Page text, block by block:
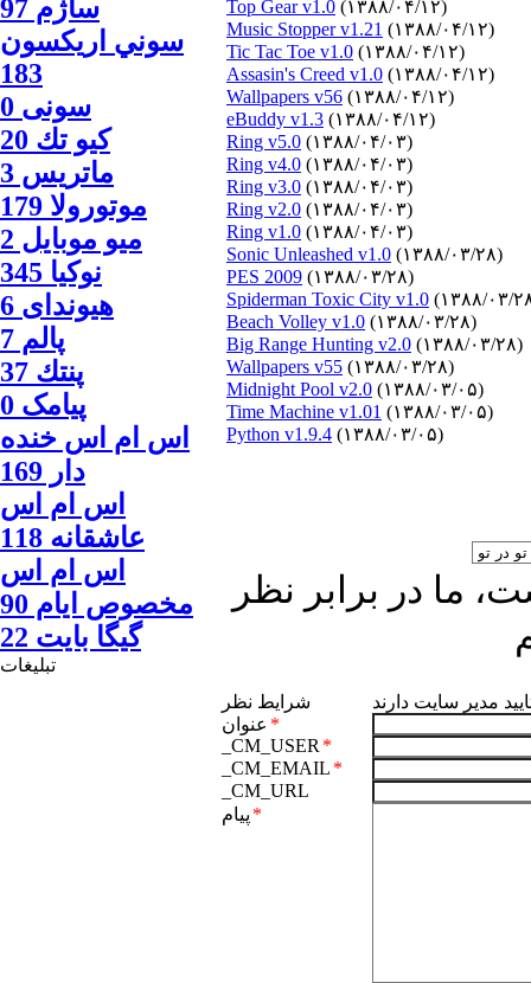
ساژم 97
سوني اريكسون
183
سونی 0
كيو تك 20
ماتريس 3
موتورولا 179
ميو موبايل 2
نوكيا 345
هیوندای 6
پالم 7
پنتك 37
پیامک 0
اس ام اس خنده
دار 169
اس ام اس
عاشقانه 118
اس ام اس
مخصوص ایام 90
گيگا بايت 22
تبلیغات
Top Gear v1.0 (۱۳۸۸/۰۴/۱۲)
Music Stopper v1.21 (۱۳۸۸/۰۴/۱۲)
Tic Tac Toe v1.0 (۱۳۸۸/۰۴/۱۲)
Assasin's Creed v1.0 (۱۳۸۸/۰۴/۱۲)
Wallpapers v56 (۱۳۸۸/۰۴/۱۲)
eBuddy v1.3 (۱۳۸۸/۰۴/۱۲)
Ring v5.0 (۱۳۸۸/۰۴/۰۳)
Ring v4.0 (۱۳۸۸/۰۴/۰۳)
Ring v3.0 (۱۳۸۸/۰۴/۰۳)
Ring v2.0 (۱۳۸۸/۰۴/۰۳)
Ring v1.0 (۱۳۸۸/۰۴/۰۳)
Sonic Unleashed v1.0 (۱۳۸۸/۰۳/۲۸)
PES 2009 (۱۳۸۸/۰۳/۲۸)
Spiderman Toxic City v1.0 ۰۳/۲۸)
Beach Volley v1.0 (۱۳۸۸/۰۳/۲۸)
Big Range Hunting v2.0 (۱۳۸۸/۰۳/۲۸)
Wallpapers v55 (۱۳۸۸/۰۳/۲۸)
Midnight Pool v2.0 (۱۳۸۸/۰۳/۰۵)
Time Machine v1.01 (۱۳۸۸/۰۳/۰۵)
Python v1.9.4 (۱۳۸۸/۰۳/۰۵)
ما در برابر نظر
شرایط نظر
مدیر سایت دارند
عنوان *
_CM_USER *
_CM_EMAIL *
_CM_URL
پیام *